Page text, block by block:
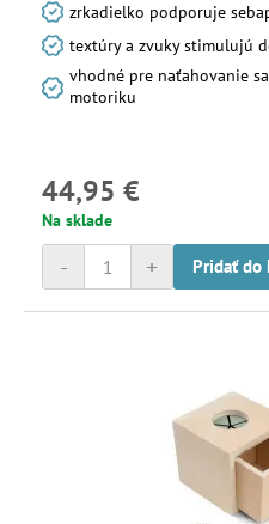
zrkadielko podporuje
textúry a zvuky stimulujú
vhodné pre naťahovanie
motoriku
44,95 €
Na sklade
+
- Pridať do